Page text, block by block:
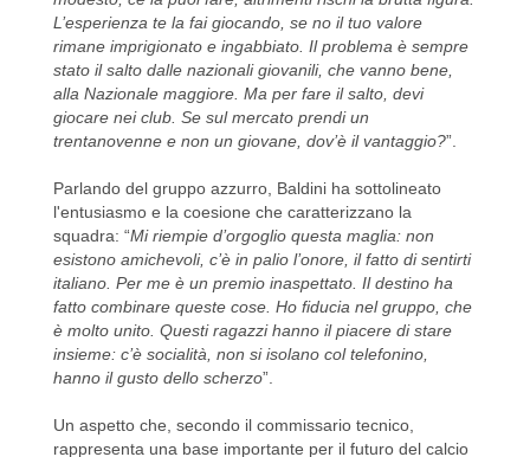
L’esperienza te la fai giocando, se no il tuo valore
rimane imprigionato e ingabbiato. Il problema è sempre
stato il salto dalle nazionali giovanili, che vanno bene,
alla Nazionale maggiore. Ma per fare il salto, devi
giocare nei club. Se sul mercato prendi un
trentanovenne e non un giovane, dov’è il vantaggio?”.
Parlando del gruppo azzurro, Baldini ha sottolineato
l'entusiasmo e la coesione che caratterizzano la
squadra: “Mi riempie d’orgoglio questa maglia: non
esistono amichevoli, c’è in palio l’onore, il fatto di sentirti
italiano. Per me è un premio inaspettato. Il destino ha
fatto combinare queste cose. Ho fiducia nel gruppo, che
è molto unito. Questi ragazzi hanno il piacere di stare
insieme: c’è socialità, non si isolano col telefonino,
hanno il gusto dello scherzo”.
Un aspetto che, secondo il commissario tecnico,
rappresenta una base importante per il futuro del calcio